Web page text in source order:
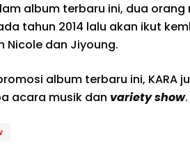
album terbaru ini, dua orang
tahun 2014 lalu akan ikut
Nicole dan Jiyoung.
album terbaru ini, KARA
acara musik dan variety show.